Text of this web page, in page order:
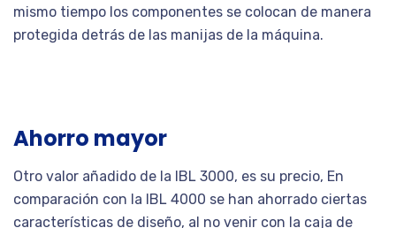
mismo tiempo los componentes se colocan de manera
protegida detrás de las manijas de la máquina.
Ahorro mayor
Otro valor añadido de la IBL 3000, es su precio, En
comparación con la IBL 4000 se han ahorrado ciertas
características de diseño, al no venir con la caja de